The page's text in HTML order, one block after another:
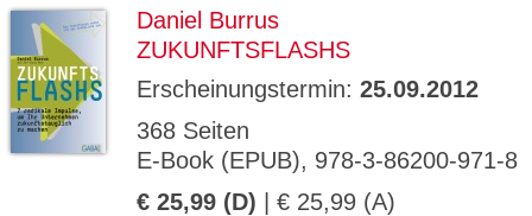
Daniel Burrus
ZUKUNFTSFLASHS
Erscheinungstermin: 25.09.2012
368 Seiten
E-Book (EPUB), 978-3-86200-971-8
€ 25,99 (D) | € 25,99 (A)